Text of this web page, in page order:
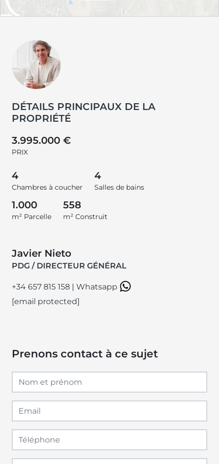
DÉTAILS PRINCIPAUX DE LA
PROPRIÉTÉ
3.995.000 €
PRIX
4
Chambres à coucher
4
Salles de bains
1.000
m² Parcelle
558
m² Construit
Javier Nieto
PDG / DIRECTEUR GÉNÉRAL
+34 657 815 158 | Whatsapp
[email protected]
Prenons contact à ce sujet